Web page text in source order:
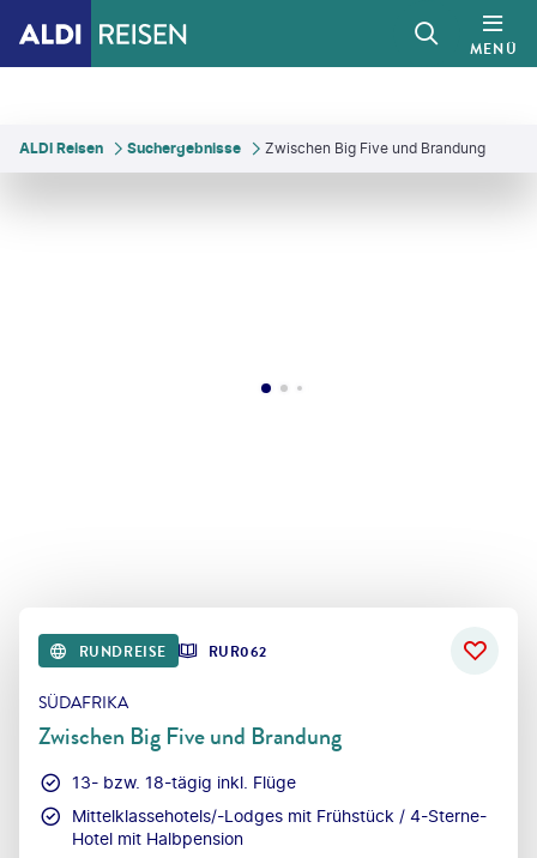
MENÜ
ALDI Reisen Suchergebnisse Zwischen Big Five und Brandung
RUNDREISE RUR062
SÜDAFRIKA
Zwischen Big Five und Brandung
13- bzw. 18-tägig inkl. Flüge
Mittelklassehotels/-Lodges mit Frühstück / 4-Sterne-
Hotel mit Halbpension